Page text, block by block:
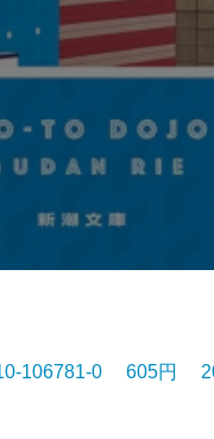
106781-0 605円